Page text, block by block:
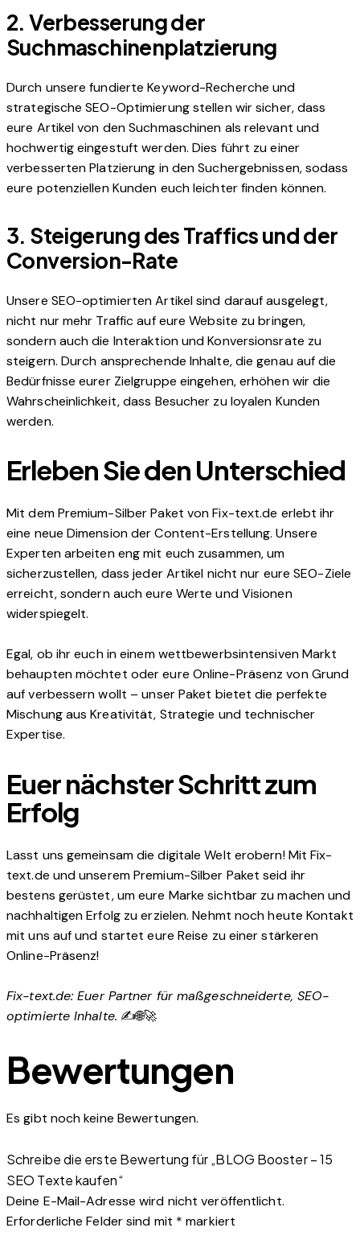
2.Verbesserung der
Suchmaschinenplatzierung
Durch unsere fundierte Keyword-Recherche und
strategische SEO-Optimierung stellen wir sicher, dass
eure Artikel von den Suchmaschinen als relevant und
hochwertig eingestuft werden. Dies führt zu einer
verbesserten Platzierung in den Suchergebnissen, sodass
eure potenziellen Kunden euch leichter finden können.
3. Steigerung des Traffics und der
Conversion-Rate
Unsere SEO-optimierten Artikel sind darauf ausgelegt,
nicht nur mehr Traffic auf eure Website zu bringen,
sondern auch die Interaktion und Konversionsrate zu
steigern. Durch ansprechende Inhalte, die genau auf die
Bedürfnisse eurer Zielgruppe eingehen, erhöhen wir die
Wahrscheinlichkeit, dass Besucher zu loyalen Kunden
werden.
Erleben Sie den Unterschied
Mit dem Premium-Silber Paket von Fix-text.de erlebt ihr
eine neue Dimension der Content-Erstellung. Unsere
Experten arbeiten eng mit euch zusammen, um
sicherzustellen, dass jeder Artikel nicht nur eure SEO-Ziele
erreicht, sondern auch eure Werte und Visionen
widerspiegelt.
Egal, ob ihr euch in einem wettbewerbsintensiven Markt
behaupten möchtet oder eure Online-Präsenz von Grund
auf verbessern wollt – unser Paket bietet die perfekte
Mischung aus Kreativität, Strategie und technischer
Expertise.
Euer nächster Schritt zum
Erfolg
Lasst uns gemeinsam die digitale Welt erobern! Mit Fix-
text.de und unserem Premium-Silber Paket seid ihr
bestens gerüstet, um eure Marke sichtbar zu machen und
nachhaltigen Erfolg zu erzielen. Nehmt noch heute Kontakt
mit uns auf und startet eure Reise zu einer stärkeren
Online-Präsenz!
Fix-text.de: Euer Partner für maßgeschneiderte, SEO-
optimierte Inhalte. ✍️🌐🚀
Bewertungen
Es gibt noch keine Bewertungen.
Schreibe die erste Bewertung für „BLOG Booster – 15
SEO Texte kaufen“
Deine E-Mail-Adresse wird nicht veröffentlicht.
Erforderliche Felder sind mit * markiert